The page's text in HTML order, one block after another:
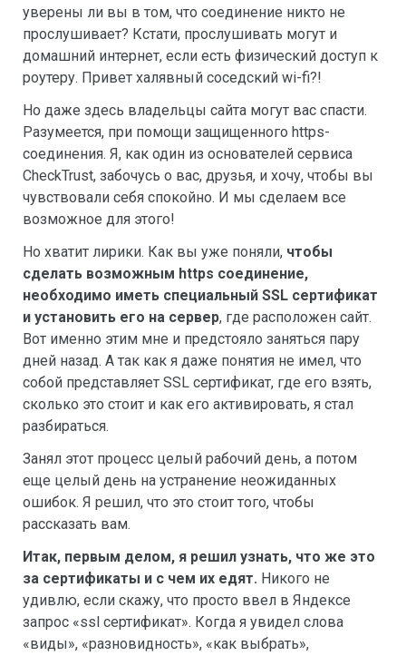
уверены ли вы в том, что соединение никто не
прослушивает? Кстати, прослушивать могут и
домашний интернет, если есть физический доступ к
роутеру. Привет халявный соседский wi-fi?!
Но даже здесь владельцы сайта могут вас спасти.
Разумеется, при помощи защищенного https-
соединения. Я, как один из основателей сервиса
CheckTrust, забочусь о вас, друзья, и хочу, чтобы вы
чувствовали себя спокойно. И мы сделаем все
возможное для этого!
Но хватит лирики. Как вы уже поняли, чтобы
сделать возможным https соединение,
необходимо иметь специальный SSL сертификат
и установить его на сервер, где расположен сайт.
Вот именно этим мне и предстояло заняться пару
дней назад. А так как я даже понятия не имел, что
собой представляет SSL сертификат, где его взять,
сколько это стоит и как его активировать, я стал
разбираться.
Занял этот процесс целый рабочий день, а потом
еще целый день на устранение неожиданных
ошибок. Я решил, что это стоит того, чтобы
рассказать вам.
Итак, первым делом, я решил узнать, что же это
за сертификаты и с чем их едят. Никого не
удивлю, если скажу, что просто ввел в Яндексе
запрос «ssl сертификат». Когда я увидел слова
«виды», «разновидность», «как выбрать»,